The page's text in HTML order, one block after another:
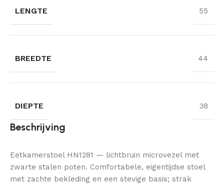
LENGTE 55
BREEDTE 44
DIEPTE 38
Beschrijving
Eetkamerstoel HN1281 — lichtbruin microvezel met
zwarte stalen poten. Comfortabele, eigentijdse stoel
met zachte bekleding en een stevige basis; strak